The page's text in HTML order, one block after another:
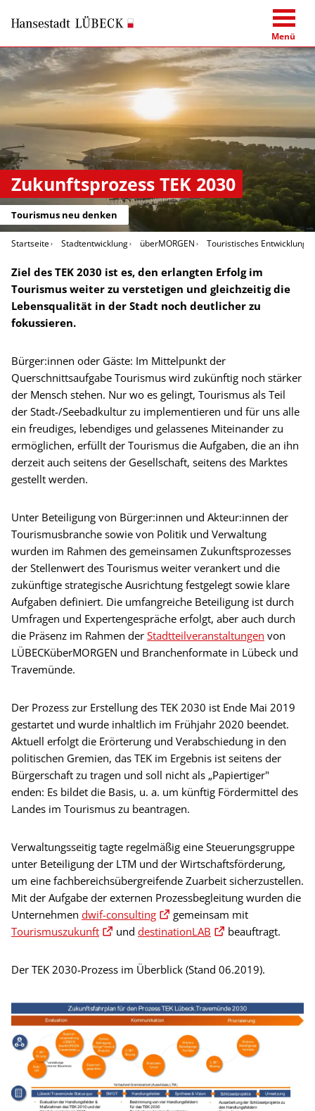
Menü
Zukunftsprozess TEK 2030
Tourismus neu denken
Startseite Stadtentwicklung überMORGEN Touristisches
Ziel des TEK 2030 ist es, den erlangten Erfolg im
Tourismus weiter zu verstetigen und gleichzeitig die
Lebensqualität in der Stadt noch deutlicher zu
fokussieren.
Bürger:innen oder Gäste: Im Mittelpunkt der
Querschnittsaufgabe Tourismus wird zukünftig noch stärker
der Mensch stehen. Nur wo es gelingt, Tourismus als Teil
der Stadt-/Seebadkultur zu implementieren und für uns alle
ein freudiges, lebendiges und gelassenes Miteinander zu
ermöglichen, erfüllt der Tourismus die Aufgaben, die an ihn
derzeit auch seitens der Gesellschaft, seitens des Marktes
gestellt werden.
Unter Beteiligung von Bürger:innen und Akteur:innen der
Tourismusbranche sowie von Politik und Verwaltung
wurden im Rahmen des gemeinsamen Zukunftsprozesses
der Stellenwert des Tourismus weiter verankert und die
zukünftige strategische Ausrichtung festgelegt sowie klare
Aufgaben definiert. Die umfangreiche Beteiligung ist durch
Umfragen und Expertengespräche erfolgt, aber auch durch
die Präsenz im Rahmen der Stadtteilveranstaltungen von
LÜBECKüberMORGEN und Branchenformate in Lübeck und
Travemünde.
Der Prozess zur Erstellung des TEK 2030 ist Ende Mai 2019
gestartet und wurde inhaltlich im Frühjahr 2020 beendet.
Aktuell erfolgt die Erörterung und Verabschiedung in den
politischen Gremien, das TEK im Ergebnis ist seitens der
Bürgerschaft zu tragen und soll nicht als „Papiertiger"
enden: Es bildet die Basis, u. a. um künftig Fördermittel des
Landes im Tourismus zu beantragen.
Verwaltungsseitig tagte regelmäßig eine Steuerungsgruppe
unter Beteiligung der LTM und der Wirtschaftsförderung,
um eine fachbereichsübergreifende Zuarbeit sicherzustellen.
Mit der Aufgabe der externen Prozessbegleitung wurden die
Unternehmen dwif-consulting
gemeinsam mit
Tourismuszukunft
und destinationLAB beauftragt.
Der TEK 2030-Prozess im Überblick (Stand 06.2019).